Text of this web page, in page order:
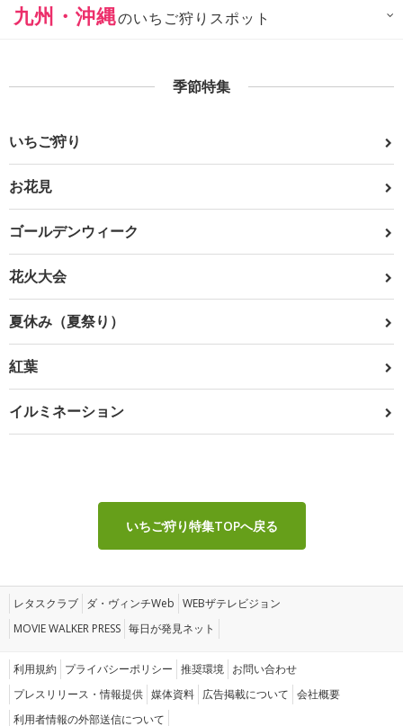
九州・沖縄のいちご狩りスポット
季節特集
いちご狩り
お花見
ゴールデンウィーク
花火大会
夏休み（夏祭り）
紅葉
イルミネーション
いちご狩り特集TOPへ戻る
レタスクラブ ダ・ヴィンチWeb WEBザテレビジョン
MOVIE WALKER PRESS 毎日が発見ネット
利用規約 プライバシーポリシー 推奨環境 お問い合わせ
プレスリリース・情報提供 媒体資料 広告掲載について 会社概要
利用者情報の外部送信について